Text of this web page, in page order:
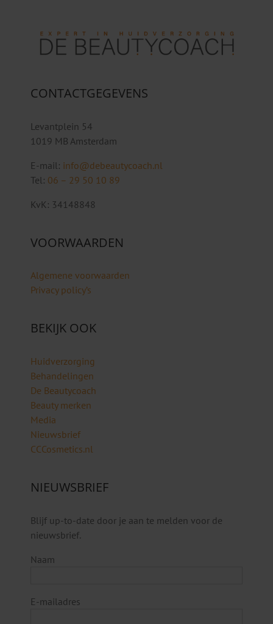
CONTACTGEGEVENS
Levantplein 54
1019 MB Amsterdam
E-mail: info@debeautycoach.nl
Tel: 06 – 29 50 10 89
KvK: 34148848
VOORWAARDEN
Algemene voorwaarden
Privacy policy’s
BEKIJK OOK
Huidverzorging
Behandelingen
De Beautycoach
Beauty merken
Media
Nieuwsbrief
CCCosmetics.nl
NIEUWSBRIEF
Blijf up-to-date door je aan te melden voor de
nieuwsbrief.
Naam
E-mailadres